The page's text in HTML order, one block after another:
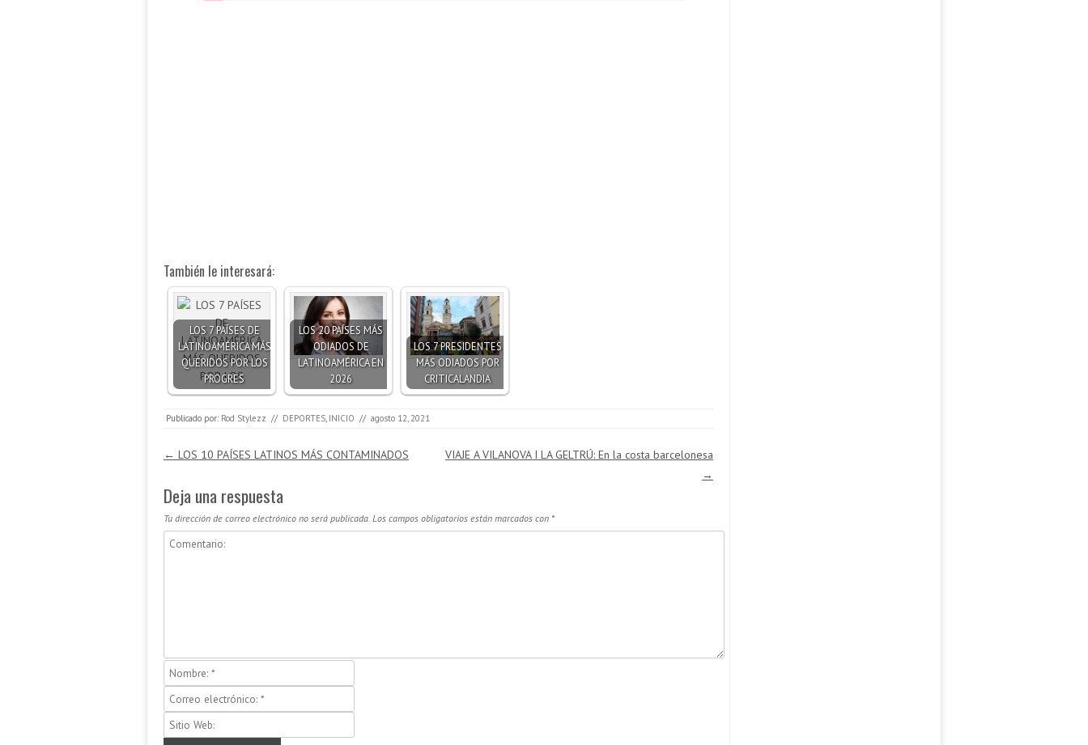
También le interesará:
LOS 7 PAÍSES DE
LATINOAMÉRICA MÁS
QUERIDOS POR LOS
PROGRES
LOS 20 PAÍSES MÁS
ODIADOS DE
LATINOAMÉRICA EN
2026
LOS 7 PRESIDENTES
MÁS ODIADOS POR
CRITICALANDIA
Publicado por: Rod Stylezz // DEPORTES INICIO // agosto 12, 2021
Navegación de entradas
← LOS 10 PAÍSES LATINOS MÁS CONTAMINADOS
VIAJE A VILANOVA I LA GELTRÚ: En la costa barcelonesa
→
Deja una respuesta
Tu dirección de correo electrónico no será publicada. Los campos obligatorios están marcados con *